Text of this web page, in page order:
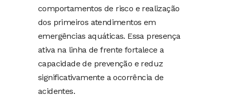
comportamentos de risco e realização
dos primeiros atendimentos em
emergências aquáticas. Essa presença
ativa na linha de frente fortalece a
capacidade de prevenção e reduz
significativamente a ocorrência de
acidentes.